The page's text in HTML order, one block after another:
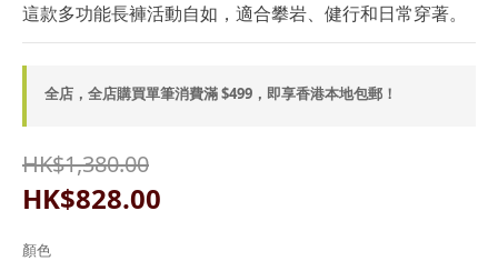
這款多功能長褲活動自如，適合攀岩、健行和日常穿著。
全店，全店購買單筆消費滿 $499，即享香港本地包郵！
HK$1,380.00
HK$828.00
顏色